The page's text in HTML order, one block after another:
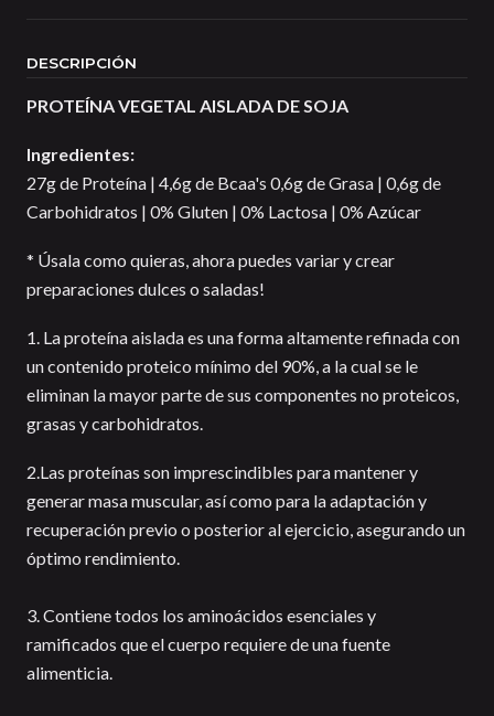
DESCRIPCIÓN
PROTEÍNA VEGETAL AISLADA DE SOJA
Ingredientes:
27g de Proteína | 4,6g de Bcaa's 0,6g de Grasa | 0,6g de
Carbohidratos | 0% Gluten | 0% Lactosa | 0% Azúcar
* Úsala como quieras, ahora puedes variar y crear
preparaciones dulces o saladas!
1. La proteína aislada es una forma altamente refinada con
un contenido proteico mínimo del 90%, a la cual se le
eliminan la mayor parte de sus componentes no proteicos,
grasas y carbohidratos.
2.Las proteínas son imprescindibles para mantener y
generar masa muscular, así como para la adaptación y
recuperación previo o posterior al ejercicio, asegurando un
óptimo rendimiento.
3. Contiene todos los aminoácidos esenciales y
ramificados que el cuerpo requiere de una fuente
alimenticia.